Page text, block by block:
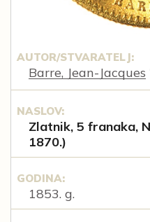
AUTOR/STVARATELJ:
Barre, Jean-Jacques
NASLOV:
Zlatnik, 5 franaka,
1870.)
GODINA:
1853. g.